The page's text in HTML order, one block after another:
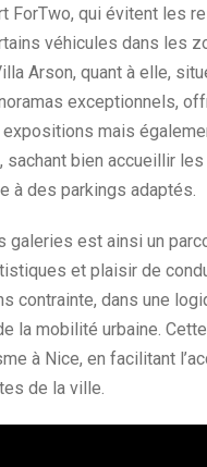
ForTwo, qui évitent les
véhicules dans les
Arson, quant à elle,
exceptionnels,
mais
sachant bien accueillir
à des parkings adaptés.
galeries est ainsi un
et plaisir de
contrainte, dans une
la mobilité urbaine.
à Nice, en facilitant
de la ville.